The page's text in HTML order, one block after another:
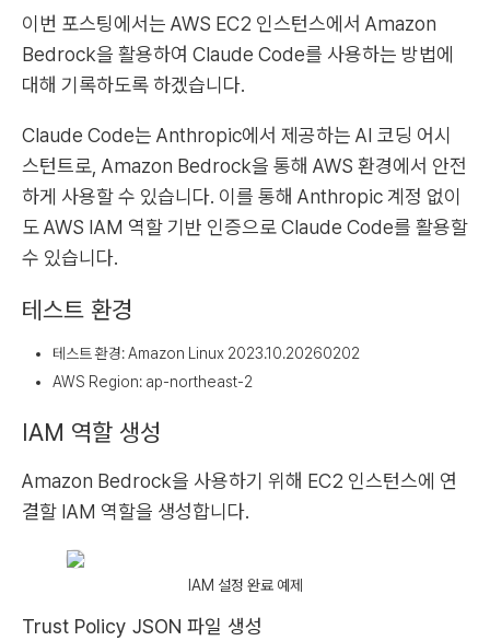
이번 포스팅에서는 AWS EC2 인스턴스에서 Amazon
Bedrock을 활용하여 Claude Code를 사용하는 방법에
대해 기록하도록 하겠습니다.
Claude Code는 Anthropic에서 제공하는 AI 코딩 어시
스턴트로, Amazon Bedrock을 통해 AWS 환경에서 안전
하게 사용할 수 있습니다. 이를 통해 Anthropic 계정 없이
도 AWS IAM 역할 기반 인증으로 Claude Code를 활용할
수 있습니다.
테스트 환경
테스트 환경: Amazon Linux 2023.10.20260202
AWS Region: ap-northeast-2
IAM 역할 생성
Amazon Bedrock을 사용하기 위해 EC2 인스턴스에 연
결할 IAM 역할을 생성합니다.
IAM 설정 완료 예제
Trust Policy JSON 파일 생성